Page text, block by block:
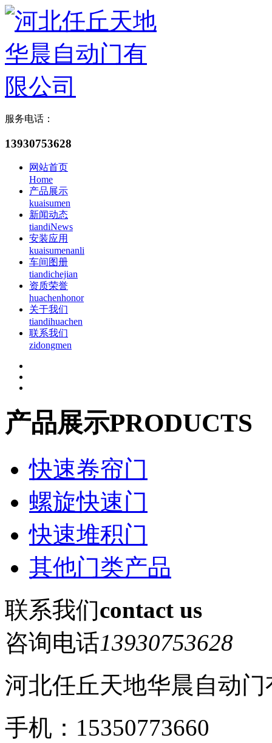
服务电话：
13930753628
网站首页
Home
产品展示
kuaisumen
新闻动态
tiandiNews
安装应用
kuaisumenanli
车间图册
tiandichejian
资质荣誉
huachenhonor
关于我们
tiandihuachen
联系我们
zidongmen
产品展示PRODUCTS
快速卷帘门
螺旋快速门
快速堆积门
其他门类产品
联系我们contact us
咨询电话13930753628
河北任丘天地华晨自动
手机：15350773660